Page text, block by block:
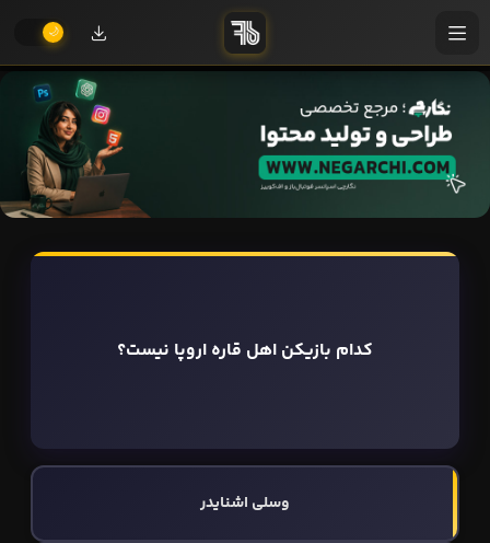
کدام بازیکن اهل قاره اروپا نیست؟
وسلی اشنایدر